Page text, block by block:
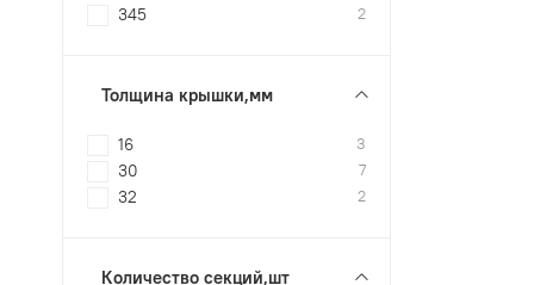
345 2
Толщина крышки,мм
16 3
30 7
32 2
Количество секций,шт